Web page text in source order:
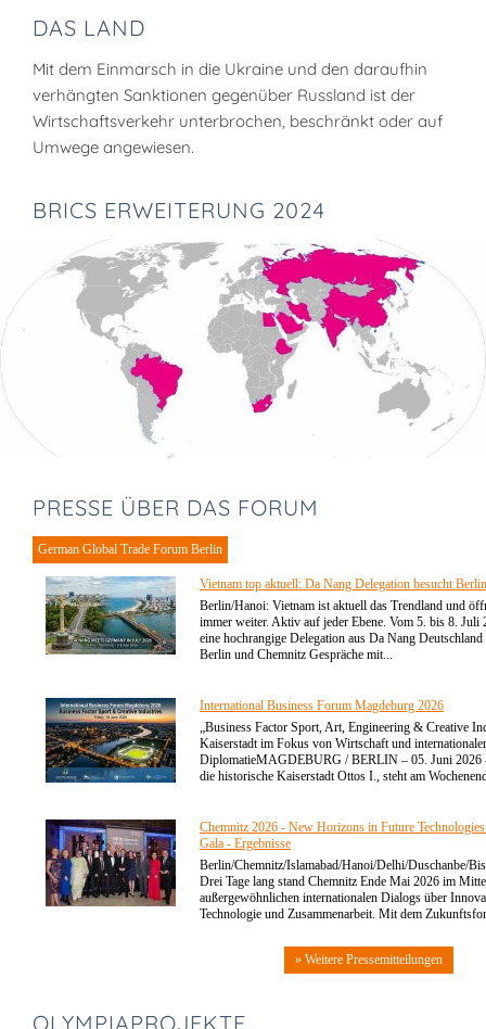
DAS LAND
Mit dem Einmarsch in die Ukraine und den daraufhin
verhängten Sanktionen gegenüber Russland ist der
Wirtschaftsverkehr unterbrochen, beschränkt oder auf
Umwege angewiesen.
BRICS ERWEITERUNG 2024
PRESSE ÜBER DAS FORUM
German Global Trade Forum Berlin
Vietnam top aktuell: Da Nang Delegation besucht
Berlin/Hanoi: Vietnam ist aktuell das Trendland und
immer weiter. Aktiv auf jeder Ebene. Vom 5. bis 8. Juli
eine hochrangige Delegation aus Da Nang
Berlin und Chemnitz Gespräche mit...
International Business Forum Magdeburg 2026
„Business Factor Sport, Art, Engineering & Creative
Kaiserstadt im Fokus von Wirtschaft und internationaler
DiplomatieMAGDEBURG / BERLIN – 05. Juni 2026
die historische Kaiserstadt Ottos I., steht am
Chemnitz 2026 - New Horizons in Future
Gala - Ergebnisse
Berlin/Chemnitz/Islamabad/Hanoi/Delhi/Duschanbe/
Drei Tage lang stand Chemnitz Ende Mai 2026 im
außergewöhnlichen internationalen Dialogs über
Technologie und Zusammenarbeit. Mit dem
» Weitere Pressemitteilungen
OLYMPIAPROJEKTE